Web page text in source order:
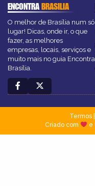
ENCONTRABRASILIA
O melhor de Brasília num só
lugar! Dicas, onde ir, o que
fazer, as melhores
empresas, locais, serviços e
muito mais no guia Encontra
Brasília.
Termos|
Criado com
e